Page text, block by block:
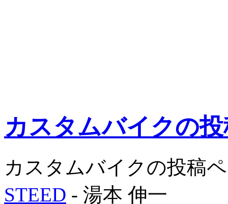
カスタムバイクの
カスタムバイクの投稿
STEED - 湯本 伸一